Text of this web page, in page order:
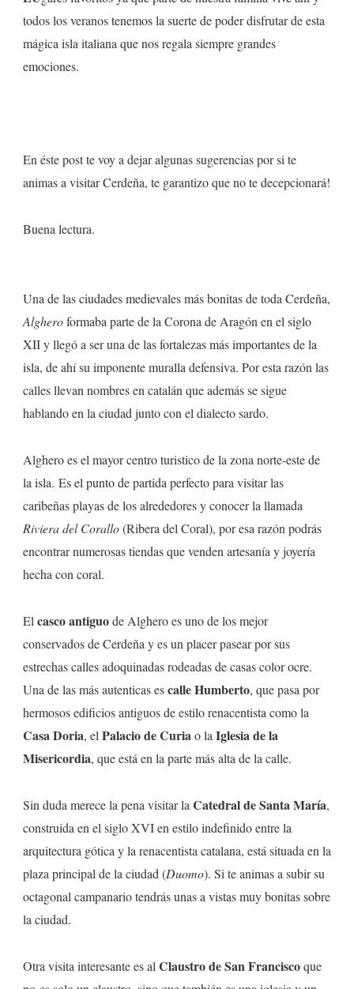
todos los veranos tenemos la suerte de poder disfrutar de esta
mágica isla italiana que nos regala siempre grandes
emociones.
En éste post te voy a dejar algunas sugerencias por si te
animas a visitar Cerdeña, te garantizo que no te decepcionará!
Buena lectura.
Una de las ciudades medievales más bonitas de toda Cerdeña,
Algheroformaba parte de la Corona de Aragón en el siglo
XII y llegó a ser una de las fortalezas más importantes de la
isla, de ahí su imponente muralla defensiva. Por esta razón las
calles llevan nombres en catalán que además se sigue
hablando en la ciudad junto con el dialecto sardo.
Alghero es el mayor centro turistico de la zona norte-este de
la isla. Es el punto de partida perfecto para visitar las
caribeñas playas de los alrededores y conocer la llamada
Riviera del Corallo(Ribera del Coral), por esa razón podrás
encontrar numerosas tiendas que venden artesanía y joyería
hecha con coral.
Elcasco antiguode Alghero es uno de los mejor
conservados de Cerdeña y es un placer pasear por sus
estrechas calles adoquinadas rodeadas de casas color ocre.
Una de las más autenticas escalle Humberto, que pasa por
hermosos edificios antiguos de estilo renacentista como la
Casa Doria, elPalacio de Curiao laIglesia de la
Misericordia, que está en la parte más alta de la calle.
Sin duda merece la pena visitar laCatedral de Santa María,
construida en el siglo XVI en estilo indefinido entre la
arquitectura gótica y la renacentista catalana, está situada en la
plaza principal de la ciudad (Duomo). Si te animas a subir su
octagonal campanario tendrás unas a vistas muy bonitas sobre
la ciudad.
Otra visita interesante es alClaustro de San Franciscoque